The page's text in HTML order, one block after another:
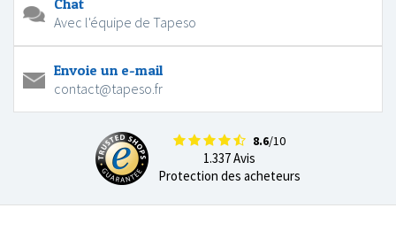
Chat
Avec l'équipe de Tapeso
Envoie un e-mail
contact@tapeso.fr
8.6/10
1.337 Avis
Protection des acheteurs